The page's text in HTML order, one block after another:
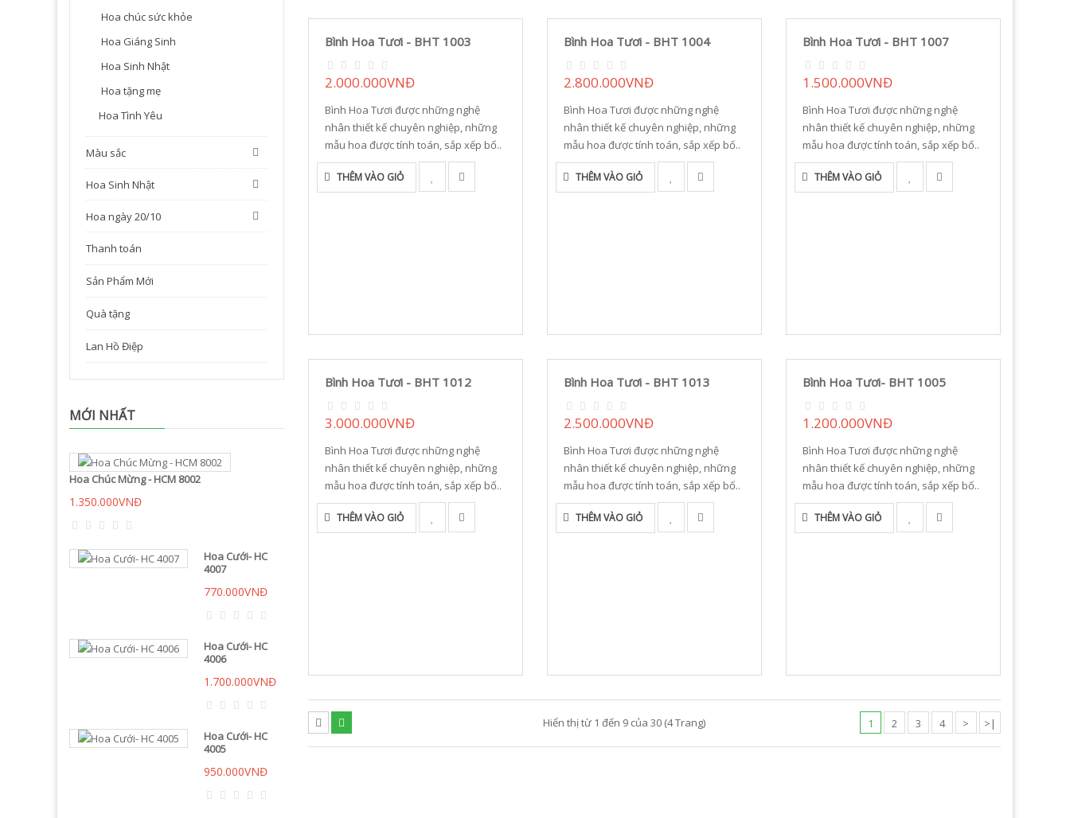
Hoa chúc sức khỏe
Hoa Giáng Sinh
Hoa Sinh Nhật
Hoa tặng mẹ
Hoa Tình Yêu
Màu sắc
Hoa Sinh Nhật
Hoa ngày 20/10
Thanh toán
Sản Phẩm Mới
Quà tặng
Lan Hồ Điệp
MỚI NHẤT
Hoa Chúc Mừng - HCM 8002
1.350.000VNĐ
Hoa Cưới- HC
4007
770.000VNĐ
Hoa Cưới- HC
4006
1.700.000VNĐ
Hoa Cưới- HC
4005
950.000VNĐ
Bình Hoa Tươi - BHT 1003
2.000.000VNĐ
Bình Hoa Tươi được những nghệ
nhân thiết kế chuyên nghiệp, những
mẫu hoa được tính toán, sắp xếp bố..
THÊM VÀO GIỎ
Bình Hoa Tươi - BHT 1004
2.800.000VNĐ
Bình Hoa Tươi được những nghệ
nhân thiết kế chuyên nghiệp, những
mẫu hoa được tính toán, sắp xếp bố..
THÊM VÀO GIỎ
Bình Hoa Tươi - BHT 1007
1.500.000VNĐ
Bình Hoa Tươi được những nghệ
nhân thiết kế chuyên nghiệp, những
mẫu hoa được tính toán, sắp xếp bố..
THÊM VÀO GIỎ
Bình Hoa Tươi - BHT 1012
3.000.000VNĐ
Bình Hoa Tươi được những nghệ
nhân thiết kế chuyên nghiệp, những
mẫu hoa được tính toán, sắp xếp bố..
THÊM VÀO GIỎ
Bình Hoa Tươi - BHT 1013
2.500.000VNĐ
Bình Hoa Tươi được những nghệ
nhân thiết kế chuyên nghiệp, những
mẫu hoa được tính toán, sắp xếp bố..
THÊM VÀO GIỎ
Bình Hoa Tươi- BHT 1005
1.200.000VNĐ
Bình Hoa Tươi được những nghệ
nhân thiết kế chuyên nghiệp, những
mẫu hoa được tính toán, sắp xếp bố..
THÊM VÀO GIỎ
Hiển thị từ 1 đến 9 của 30 (4 Trang) 1 2 3 4 > >|